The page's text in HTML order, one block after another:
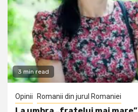
3 min read
Opinii Romanii din jurul Romaniei